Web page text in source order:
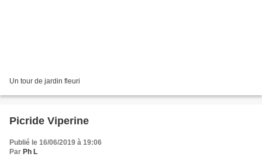
Un tour de jardin fleuri
Picride Viperine
Publié le 16/06/2019 à 19:06
Par Ph L